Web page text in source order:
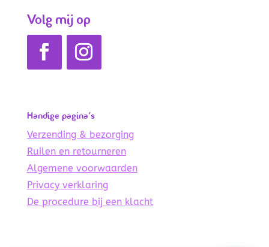
Volg mij op
Handige pagina’s
Verzending & bezorging
Ruilen en retourneren
Algemene voorwaarden
Privacy verklaring
De procedure bij een klacht